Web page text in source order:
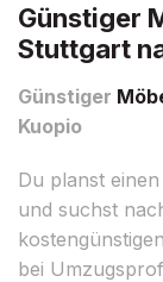
Günstiger
Stuttgart
Günstiger
Kuopio
Du planst
und suchst
bei